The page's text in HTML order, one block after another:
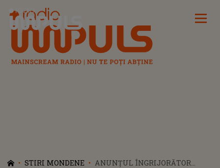
Radio Impuls
STIRI MONDENE
ANUNȚUL ÎNGRIJORĂTOR